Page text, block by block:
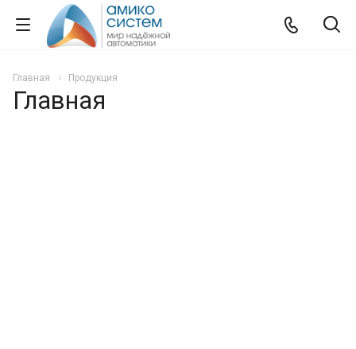
Главная Продукция
Главная